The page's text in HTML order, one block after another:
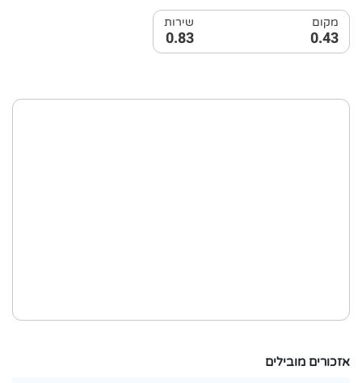
מקום
0.43
שירות
0.83
אזכורים מובילים